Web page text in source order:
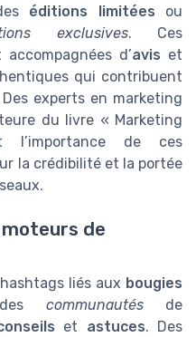
éditions limitées ou
exclusives. Ces
d’avis et
qui contribuent
experts en marketing
du livre « Marketing
l’importance de ces
la crédibilité et la portée
de
liés aux bougies
communautésde
et astuces. Des